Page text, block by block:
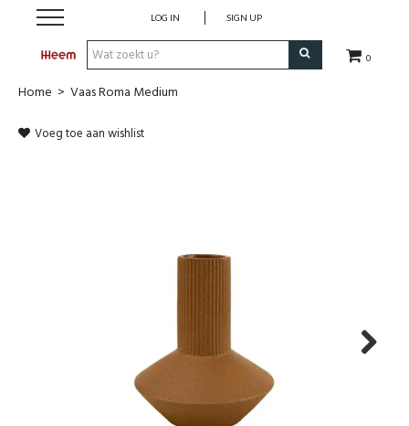
0
LOG IN SIGN UP
Shop
Home > Vaas Roma Medium
Voeg toe aan wishlist